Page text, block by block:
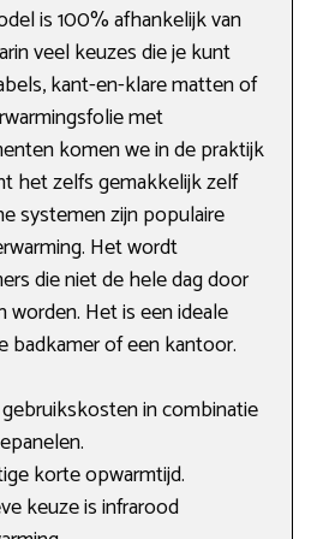
is 100% afhankelijk van
veel keuzes die je kunt
kant-en-klare matten of
met
komen we in de praktijk
het zelfs gemakkelijk zelf
systemen zijn populaire
Het wordt
die niet de hele dag door
worden. Het is een ideale
badkamer of een kantoor.
in combinatie
korte opwarmtijd.
keuze is infrarood